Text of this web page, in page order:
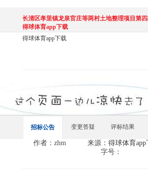
长清区孝里镇龙泉官庄等两村土地整理项目第
得球体育app下载
得球体育app下载
招标公告 变更答疑 评标结果
作者：zhm 来源： 得球体育app
字号：